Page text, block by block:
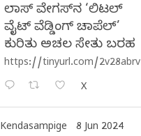
ಲಾಸ್‌ ವೇಗಸ್‌ನ ‘ಲಿಟಲ್
ವೈಟ್ ವೆಡ್ಡಿಂಗ್ ಚಾಪೆಲ್’
ಕುರಿತು ಅಚಲ ಸೇತು ಬರಹ
https://tinyurl.com/2v28abrv
X
Kendasampige 8 Jun 2024